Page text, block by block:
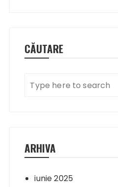
CĂUTARE
ARHIVA
iunie 2025